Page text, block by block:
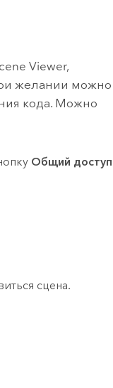
Viewer,
желании можно
кода. Можно
Общий доступ
сцена.